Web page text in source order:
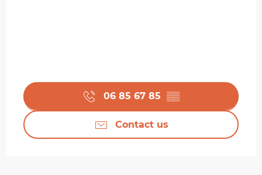
06 85 67 85 ▒▒
Contact us